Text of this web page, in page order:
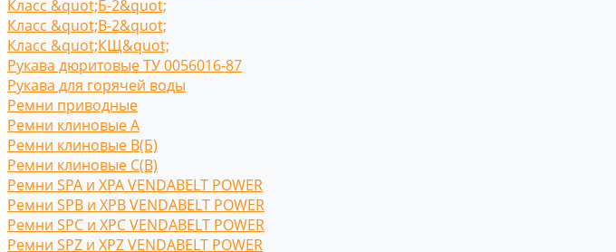
Класс &quot;Б-2&quot;
Класс &quot;В-2&quot;
Класс &quot;КЩ&quot;
Рукава дюритовые ТУ 0056016-87
Рукава для горячей воды
Ремни приводные
Ремни клиновые A
Ремни клиновые В(Б)
Ремни клиновые С(B)
Ремни SPA и XPA VENDABELT POWER
Ремни SPB и XPB VENDABELT POWER
Ремни SPC и XPC VENDABELT POWER
Ремни SPZ и XPZ VENDABELT POWER